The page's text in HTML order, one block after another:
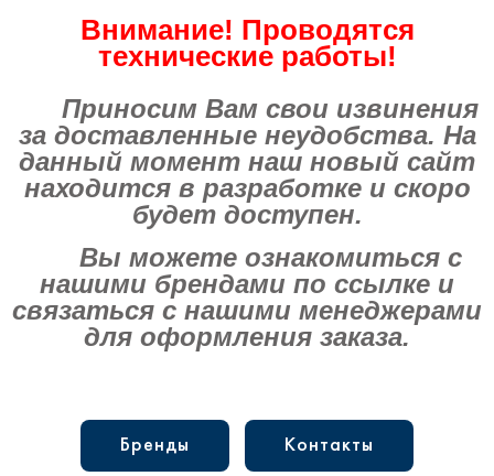
Внимание! Проводятся
технические работы!
Приносим Вам свои извинения
за доставленные неудобства. На
данный момент наш новый сайт
находится в разработке и скоро
будет доступен.
Вы можете ознакомиться с
нашими брендами по ссылке и
связаться с нашими менеджерами
для оформления заказа.
Бренды Контакты